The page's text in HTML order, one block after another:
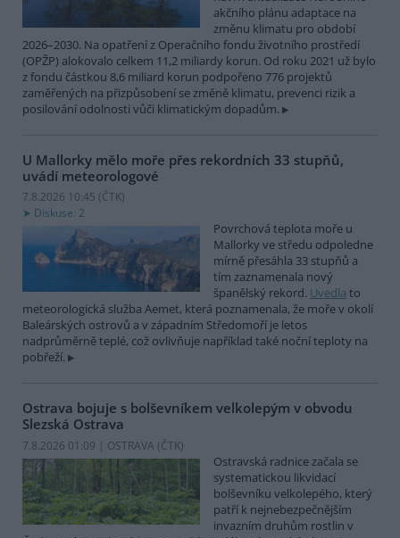
akčního plánu adaptace na
změnu klimatu pro období
2026–2030. Na opatření z Operačního fondu životního prostředí
(OPŽP) alokovalo celkem 11,2 miliardy korun. Od roku 2021 už bylo
z fondu částkou 8,6 miliard korun podpořeno 776 projektů
zaměřených na přizpůsobení se změně klimatu, prevenci rizik a
posilování odolnosti vůči klimatickým dopadům.
U Mallorky mělo moře přes rekordních 33 stupňů,
uvádí meteorologové
7.8.2026 10:45 (ČTK)
Diskuse: 2
Povrchová teplota moře u
Mallorky ve středu odpoledne
mírně přesáhla 33 stupňů a
tím zaznamenala nový
španělský rekord. Uvedla to
meteorologická služba Aemet, která poznamenala, že moře v okolí
Baleárských ostrovů a v západním Středomoří je letos
nadprůměrně teplé, což ovlivňuje například také noční teploty na
pobřeží.
Ostrava bojuje s bolševníkem velkolepým v obvodu
Slezská Ostrava
7.8.2026 01:09 | OSTRAVA (ČTK)
Ostravská radnice začala se
systematickou likvidací
bolševníku velkolepého, který
patří k nejnebezpečnějším
invazním druhům rostlin v